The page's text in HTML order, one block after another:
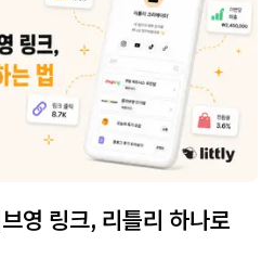
영 링크, 리틀리 하나로